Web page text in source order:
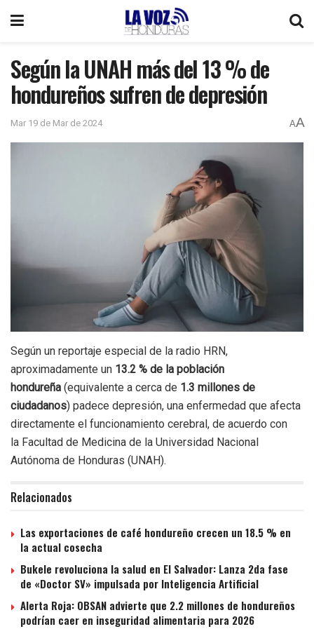
Según la UNAH más del 13 % de
hondureños sufren de depresión
Mar 19 de Mar de 2024 AA
Según un reportaje especial de la radio HRN,
aproximadamente un 13.2 % de la población
hondureña (equivalente a cerca de 1.3 millones de
ciudadanos) padece depresión, una enfermedad que afecta
directamente el funcionamiento cerebral, de acuerdo con
la Facultad de Medicina de la Universidad Nacional
Autónoma de Honduras (UNAH).
Relacionados
Las exportaciones de café hondureño crecen un 18.5 % en
la actual cosecha
Bukele revoluciona la salud en El Salvador: Lanza 2da fase
de «Doctor SV» impulsada por Inteligencia Artificial
Alerta Roja: OBSAN advierte que 2.2 millones de hondureños
podrían caer en inseguridad alimentaria para 2026